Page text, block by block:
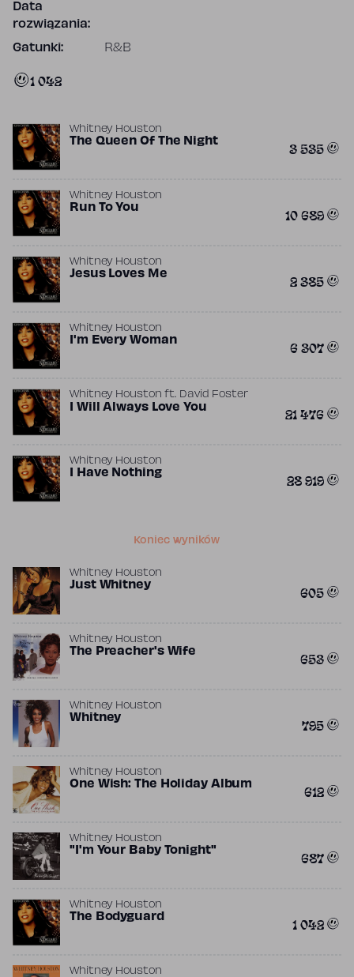
Data
rozwiązania:
Gatunki: R&B
1 042
Whitney Houston
The Queen Of The Night 3 535
Whitney Houston
Run To You 10 689
Whitney Houston
Jesus Loves Me 2 385
Whitney Houston
I'm Every Woman 6 307
Whitney Houston ft. David Foster
I Will Always Love You 21 476
Whitney Houston
I Have Nothing 28 919
Koniec wyników
Whitney Houston
Just Whitney 605
Whitney Houston
The Preacher's Wife 653
Whitney Houston
Whitney 795
Whitney Houston
One Wish: The Holiday Album 612
Whitney Houston
"I'm Your Baby Tonight" 687
Whitney Houston
The Bodyguard 1 042
Whitney Houston